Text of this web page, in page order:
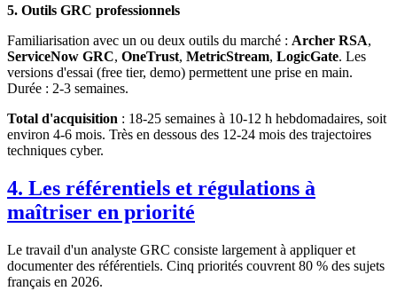
5. Outils GRC professionnels
Familiarisation avec un ou deux outils du marché : Archer RSA,
ServiceNow GRC, OneTrust, MetricStream, LogicGate. Les
versions d'essai (free tier, demo) permettent une prise en main.
Durée : 2-3 semaines.
Total d'acquisition : 18-25 semaines à 10-12 h hebdomadaires, soit
environ 4-6 mois. Très en dessous des 12-24 mois des trajectoires
techniques cyber.
4. Les référentiels et régulations à
maîtriser en priorité
Le travail d'un analyste GRC consiste largement à appliquer et
documenter des référentiels. Cinq priorités couvrent 80 % des sujets
français en 2026.